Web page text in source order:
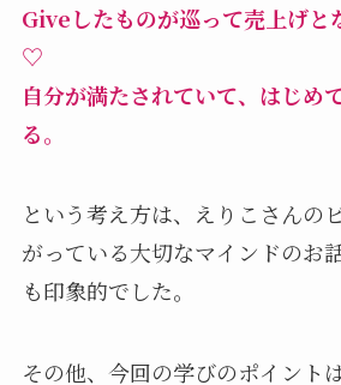
Giveしたものが巡って売上げと
♡
⾃分が満たされていて、はじめ
る。
という考え方は、えりこさんの
がっている大切なマインドのお
も印象的でした。
その他、今回の学びのポイント